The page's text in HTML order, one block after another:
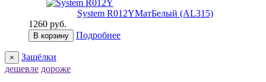
System R012YМатБелый (AL315)
1260 руб.
В корзину Подробнее
×
Защёлки
дешевле дороже